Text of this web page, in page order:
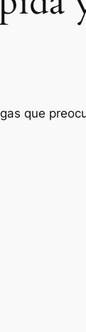
que